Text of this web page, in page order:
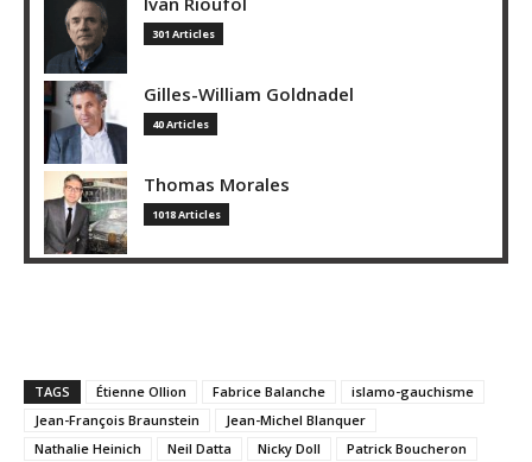
301 Articles
Gilles-William Goldnadel
40 Articles
Thomas Morales
1018 Articles
TAGS Étienne Ollion Fabrice Balanche
islamo-gauchisme
Jean-François Braunstein
Jean-Michel Blanquer
Nathalie Heinich
Neil Datta Nicky Doll
Patrick Boucheron